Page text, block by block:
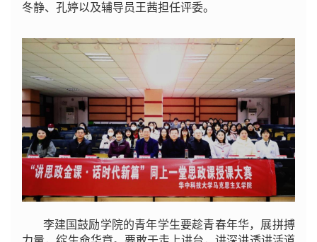
冬静、孔婷以及辅导员王茜担任评委。
李建国鼓励学院的青年学生要趁青春年华，展拼搏